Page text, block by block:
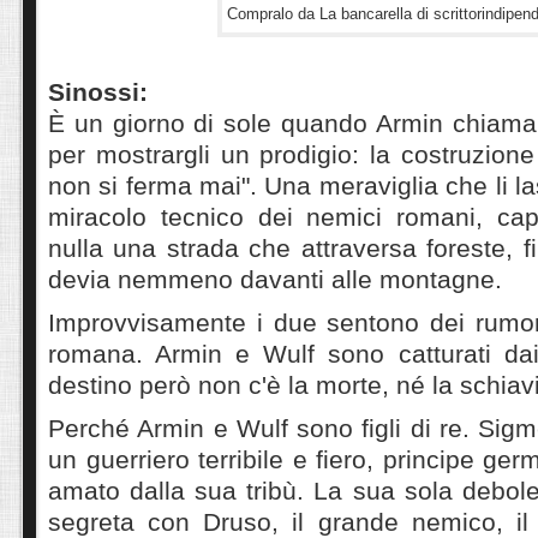
Compralo da La bancarella di
Sinossi:
È un giorno di sole quando Armin
per mostrargli un prodigio: la
non si ferma mai". Una meraviglia che li
miracolo tecnico dei nemici romani,
nulla una strada che attraversa foreste,
devia nemmeno davanti alle montagne.
Improvvisamente i due sentono dei
romana. Armin e Wulf sono catturati
destino però non c'è la morte, né la
Perché Armin e Wulf sono figli di re.
un guerriero terribile e fiero, principe
amato dalla sua tribù. La sua sola
segreta con Druso, il grande nemico, il